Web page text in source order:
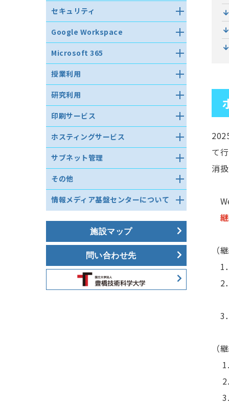
ワンタイムパスワードアプリの登
録
マトリクスコードの取得
パスワードの初期化
パスワードリセット用メールアド
レス登録
ネットワークへの接続
無線LAN
eduroam JP
VPN 接続サービス
ネットワーク利用上の注意
ファイル交換ソフト使用時の著作
権侵害について
eduroamゲストアカウントの発行
セキュリティ
アンチウイルスソフト
インストール方法（Windows）
インストール方法（MacOS）
インストール方法（Linux）
アンインストール方法
（Windows）
アンインストール方法（MacOS）
アンインストール方法（Linux）
インシデント報告
遠隔操作ソフトウェア・プロキシ
ソフトウェアの利用禁止の徹底に
ついて
情報セキュリティポリシー自己点
検･自己評価結果
令和７年度 情報セキュリティポリ
シー自己点検
Google Workspace
Google Workspace for
Education Plus
G suite終身メールアドレスのアカ
ウント停止
メールを使う
Webメールの使い方（Gmail）
Thunderbird によるメールシステ
ムの使い方（Gmail）
Outlook for Office 365 によるメ
ールシステムの使い方（Gmail）
メールシステム更新に伴う注意事
項（2019年）
Microsoft 365
Microsoft包括ライセンスについて
Microsoft包括ライセンスよくある
質問と回答
Azure Dev Tools for Teaching
授業利用
設備情報
教育用端末情報
利用する前に
教育用端末の使い方
持ち込みPCを使っての教室利用
トラブルシューティング
研究利用
研究する
研究利用の申請・登録
MATLABライセンス
研究用アプリケーションの仮想化
実験
研究データ管理ストレージシステ
印刷サービス
印刷サービス内容
印刷方法
印刷枚数について
印刷トラブルシューティング
ホスティングサービス
ホスティングサービス(共通サーバ)
の利用について
共通サーバに関するFAQ
DNSサーバ
メールサーバ
ウェブサーバ
Webサーバ（MovableType）
サブネット管理
研究室ネットワーク立ち上げ関連
手続き
サブネット接続の手引き
ルーティングサービス
ネットワーク利用に関するFAQ
各種申請方法
その他
その他サービスを使う
テレビ会議 利用方法
各種申込
情報メディア基盤センターについて
組織図・スタッフ
施設紹介
施設マップ
問い合わせ先
て
消
（
1
2
「
3
（
1.
2.
3.